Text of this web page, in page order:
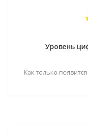
Уровень
Как только